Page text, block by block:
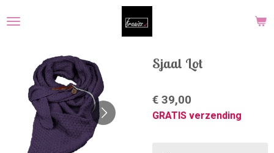
direct
hoofdinhoud
Sjaal Lot
€ 39,00
GRATIS verzending